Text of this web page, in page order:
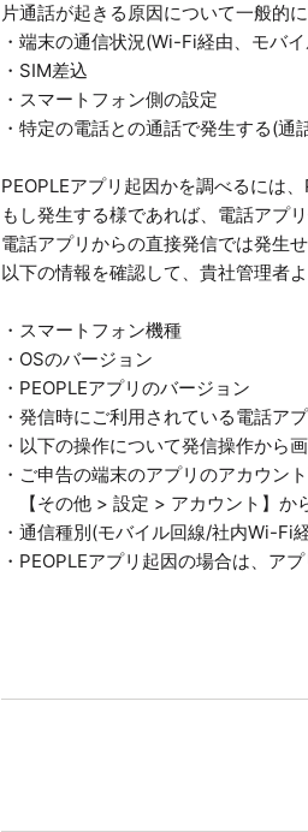
片通話が起きる原因について一般的
・端末の通信状況(Wi-Fi経由、モバ
・SIM差込
・スマートフォン側の設定
・特定の電話との通話で発生する(通
PEOPLEアプリ起因かを調べるには
もし発生する様であれば、電話アプ
電話アプリからの直接発信では発生
以下の情報を確認して、貴社管理者
・スマートフォン機種
・OSのバージョン
・PEOPLEアプリのバージョン
・発信時にご利用されている電話アプ
・以下の操作について発信操作から
・ご申告の端末のアプリのアカウン
【その他 > 設定 > アカウント】か
・通信種別(モバイル回線/社内Wi-Fi
・PEOPLEアプリ起因の場合は、ア